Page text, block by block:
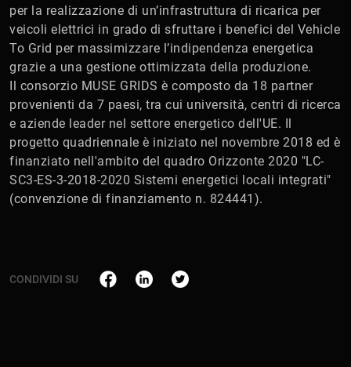
per la realizzazione di un’infrastruttura di ricarica per
veicoli elettrici in grado di sfruttare i benefici del Vehicle
To Grid per massimizzare l’indipendenza energetica
grazie a una gestione ottimizzata della produzione.
Il consorzio MUSE GRIDS è composto da 18 partner
provenienti da 7 paesi, tra cui università, centri di ricerca
e aziende leader nel settore energetico dell'UE. Il
progetto quadriennale è iniziato nel novembre 2018 ed è
finanziato nell'ambito del quadro Orizzonte 2020 "LC-
SC3-ES-3-2018-2020 Sistemi energetici locali integrati"
(convenzione di finanziamento n. 824441).
CONDIVIDI SU